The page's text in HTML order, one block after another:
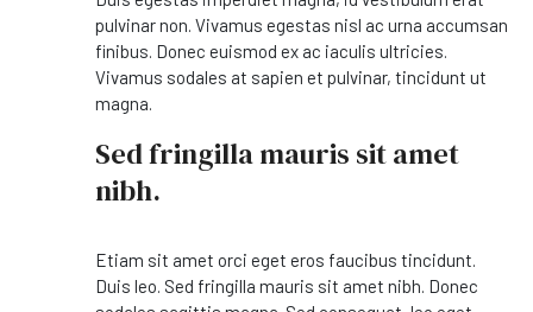
pulvinar non. Vivamus egestas nisl ac urna accumsan
finibus. Donec euismod ex ac iaculis ultricies.
Vivamus sodales at sapien et pulvinar, tincidunt ut
magna.
Sed fringilla mauris sit amet
nibh.
Etiam sit amet orci eget eros faucibus tincidunt.
Duis leo. Sed fringilla mauris sit amet nibh. Donec